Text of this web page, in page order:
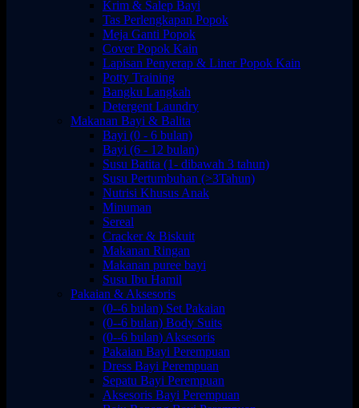
Krim & Salep Bayi
Tas Perlengkapan Popok
Meja Ganti Popok
Cover Popok Kain
Lapisan Penyerap & Liner Popok Kain
Potty Training
Bangku Langkah
Detergent Laundry
Makanan Bayi & Balita
Bayi (0 - 6 bulan)
Bayi (6 - 12 bulan)
Susu Batita (1- dibawah 3 tahun)
Susu Pertumbuhan (>3Tahun)
Nutrisi Khusus Anak
Minuman
Sereal
Cracker & Biskuit
Makanan Ringan
Makanan puree bayi
Susu Ibu Hamil
Pakaian & Aksesoris
(0--6 bulan) Set Pakaian
(0--6 bulan) Body Suits
(0--6 bulan) Aksesoris
Pakaian Bayi Perempuan
Dress Bayi Perempuan
Sepatu Bayi Perempuan
Aksesoris Bayi Perempuan